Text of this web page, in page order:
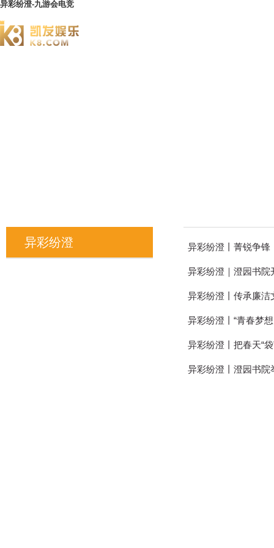
异彩纷澄-九游会电竞
异彩纷澄 异彩纷澄丨菁锐争
异彩纷澄｜澄园书院
异彩纷澄丨传承廉
异彩纷澄丨“青春梦
异彩纷澄丨把春天“
异彩纷澄丨澄园书院